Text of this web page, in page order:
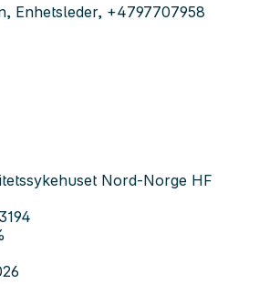
Enhetsleder, +4797707958
Nord-Norge HF